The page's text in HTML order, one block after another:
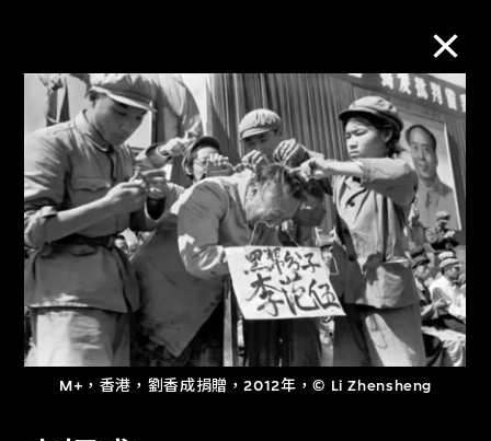
M+，香港，劉香成捐贈，2012年，© Li Zhensheng
M+藏品
進一步篩選 搜索
關於M+藏品